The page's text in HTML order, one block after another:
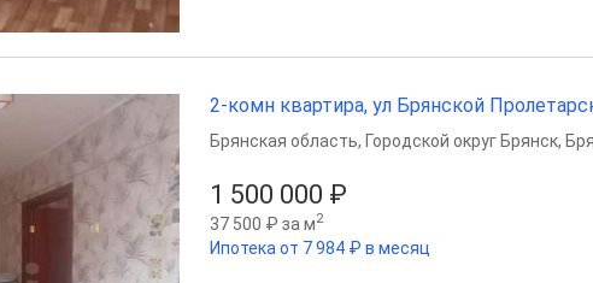
2-комн квартира, ул Брянской
1 500 000 ₽
37 500 ₽ за м2
Ипотека от 7 984 ₽ в месяц
Брянская область, Городской округ Брянск,